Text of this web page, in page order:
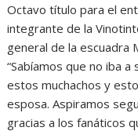
Octavo título para el
integrante de la
general de la escuadra
“Sabíamos que no iba
estos muchachos y
esposa. Aspiramos
gracias a los fanáticos